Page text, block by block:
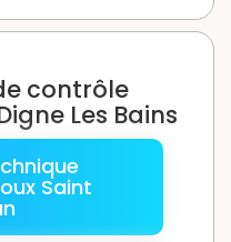
contrôle
Les Bains
Saint